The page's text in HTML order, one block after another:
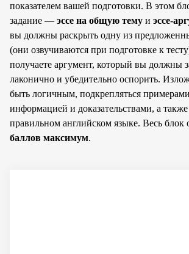
показателем вашей подготовки. В этом
задание — эссе на общую тему и эссе-
вы должны раскрыть одну из
(они озвучиваются при подготовке к
получаете аргумент, который вы должны
лаконично и убедительно оспорить.
быть логичным, подкрепляться
информацией и доказательствами, а также
правильном английском языке. Весь блок
баллов максимум.